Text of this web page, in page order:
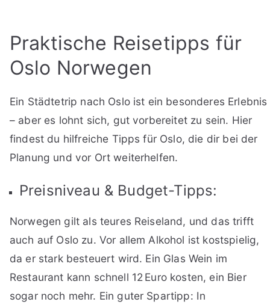
Praktische Reisetipps für
Oslo Norwegen
Ein Städtetrip nach Oslo ist ein besonderes Erlebnis
– aber es lohnt sich, gut vorbereitet zu sein. Hier
findest du hilfreiche Tipps für Oslo, die dir bei der
Planung und vor Ort weiterhelfen.
Preisniveau & Budget-Tipps:
Norwegen gilt als teures Reiseland, und das trifft
auch auf Oslo zu. Vor allem Alkohol ist kostspielig,
da er stark besteuert wird. Ein Glas Wein im
Restaurant kann schnell 12 Euro kosten, ein Bier
sogar noch mehr. Ein guter Spartipp: In